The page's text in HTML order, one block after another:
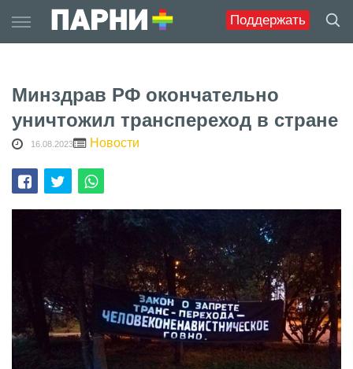
Поддержать
to
content
Минздрав РФ окончательно
уничтожил транспереход в стране
16.08.2023 Новости